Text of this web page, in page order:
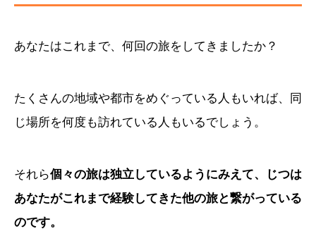
あなたはこれまで、何回の旅をしてきましたか？
たくさんの地域や都市をめぐっている人もいれば、同
じ場所を何度も訪れている人もいるでしょう。
それら個々の旅は独立しているようにみえて、じつは
あなたがこれまで経験してきた他の旅と繋がっている
のです。